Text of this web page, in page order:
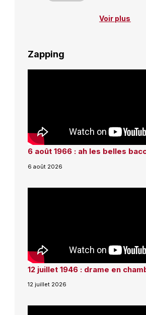
Voir plus
Zapping
6 août 1966 : ah les belles
6 août 2026
12 juillet 1946 : drame en
12 juillet 2026